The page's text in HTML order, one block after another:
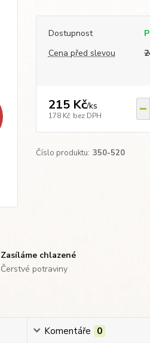
Dostupnost
Cena před slevou
215 Kč/ks
178 Kč bez DPH
Číslo produktu: 350-520
Zasíláme chlazené
Čerstvé potraviny
Komentáře 0